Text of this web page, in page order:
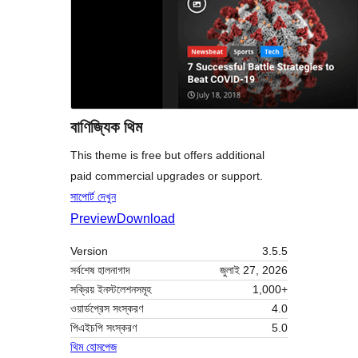
বাণিজ্যিক থিম
This theme is free but offers additional
paid commercial upgrades or support.
সাপোর্ট দেখুন
PreviewDownload
Version
3.5.5
সর্বশেষ হালনাগাদ
জুলাই 27, 2026
সক্রিয় ইনস্টলেশনসমূহ
1,000+
ওয়ার্ডপ্রেস সংস্করণ
4.0
পিএইচপি সংস্করণ
5.0
থিম হোমপেজ